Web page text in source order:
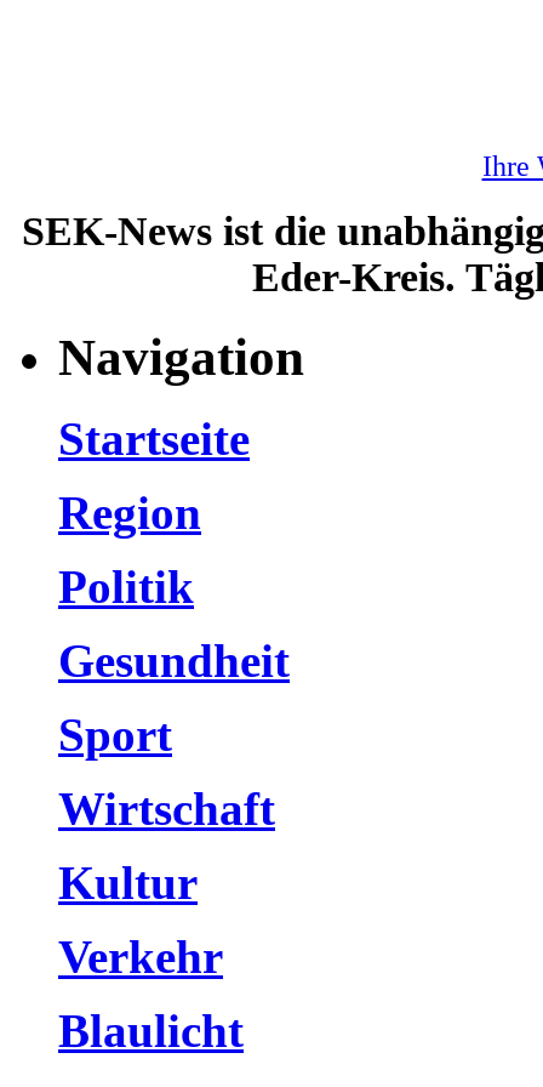
Ihre
SEK-News ist die
Eder-Kreis.
Navigation
Startseite
Region
Politik
Gesundheit
Sport
Wirtschaft
Kultur
Verkehr
Blaulicht